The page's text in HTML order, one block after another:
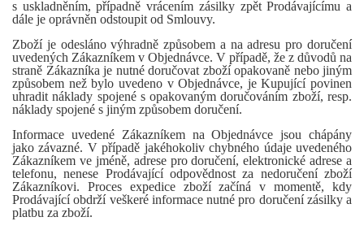
s uskladněním, případně vrácením zásilky zpět Prodávajícímu a
dále je oprávněn odstoupit od Smlouvy.
Zboží je odesláno výhradně způsobem a na adresu pro doručení
uvedených Zákazníkem v Objednávce. V případě, že z důvodů na
straně Zákazníka je nutné doručovat zboží opakovaně nebo jiným
způsobem než bylo uvedeno v Objednávce, je Kupující povinen
uhradit náklady spojené s opakovaným doručováním zboží, resp.
náklady spojené s jiným způsobem doručení.
Informace uvedené Zákazníkem na Objednávce jsou chápány
jako závazné. V případě jakéhokoliv chybného údaje uvedeného
Zákazníkem ve jméně, adrese pro doručení, elektronické adrese a
telefonu, nenese Prodávající odpovědnost za nedoručení zboží
Zákazníkovi. Proces expedice zboží začíná v momentě, kdy
Prodávající obdrží veškeré informace nutné pro doručení zásilky a
platbu za zboží.